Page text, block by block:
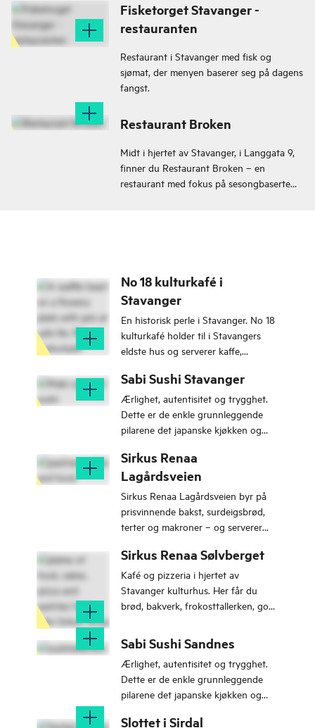
Fisketorget Stavanger -
restauranten
Restaurant i Stavanger med fisk og
sjømat, der menyen baserer seg på dagens
fangst.
Restaurant Broken
Midt i hjertet av Stavanger, i Langgata 9,
finner du Restaurant Broken – en
restaurant med fokus på sesongbaserte
No 18 kulturkafé i
Stavanger
En historisk perle i Stavanger. No 18
kulturkafé holder til i Stavangers
eldste hus og serverer kaffe,
mormors gamle porselen.
Sabi Sushi Stavanger
Ærlighet, autentisitet og trygghet.
Dette er de enkle grunnleggende
pilarene det japanske kjøkken og
Sirkus Renaa
Lagårdsveien
Sirkus Renaa Lagårdsveien byr på
prisvinnende bakst, surdeigsbrød,
terter og makroner – og serverer
Sirkus Renaa Sølvberget
Kafé og pizzeria i hjertet av
Stavanger kulturhus. Her får du
brød, bakverk, frokosttallerken, god
vedfyrt ovn.
Sabi Sushi Sandnes
Ærlighet, autentisitet og trygghet.
Dette er de enkle grunnleggende
pilarene det japanske kjøkken og
Slottet i Sirdal